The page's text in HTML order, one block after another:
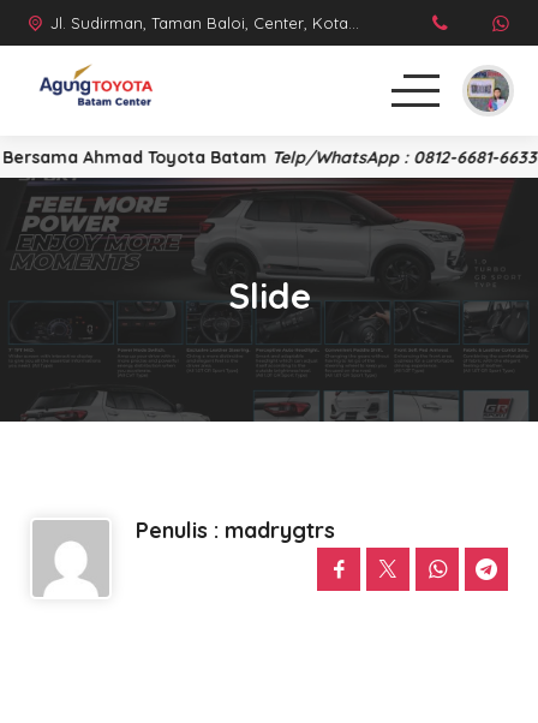
Jl. Sudirman, Taman Baloi, Center, Kota Batam, Kepulauan Riau 29432
Beranda
MPV
Hatchback
Comersial
PROMO 2026
Ahmad Toyota BatamTelp/WhatsApp : 0812-6681-6633
Slide
Penulis : madrygtrs